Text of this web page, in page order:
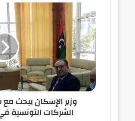
ا
ل
إ
ل
ك
ت
ر
و
وزير الإسكان يبحث
الشركات التونسية